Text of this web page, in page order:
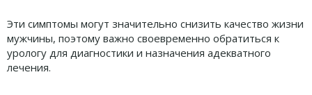
Эти симптомы могут значительно снизить качество жизни
мужчины, поэтому важно своевременно обратиться к
урологу для диагностики и назначения адекватного
лечения.